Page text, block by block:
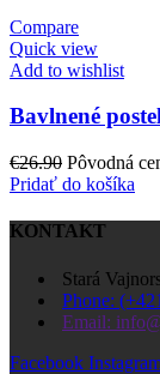
Compare
Quick view
Add to wishlist
Bavlnené
€26.90 Pôvodná
Pridať do košíka
KONTAKT
Stará
Phone:
Email:
Facebook